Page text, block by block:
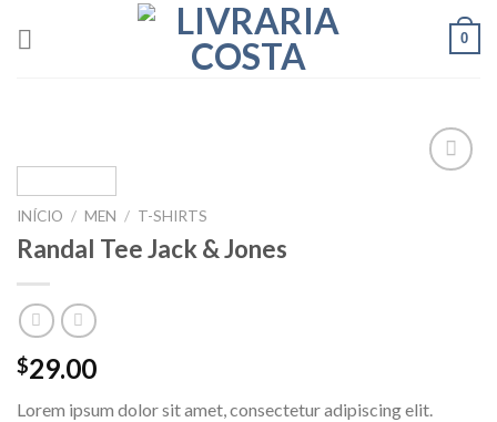
0
INÍCIO / MEN / T-SHIRTS
Randal Tee Jack & Jones
$29.00
Lorem ipsum dolor sit amet, consectetur adipiscing elit.